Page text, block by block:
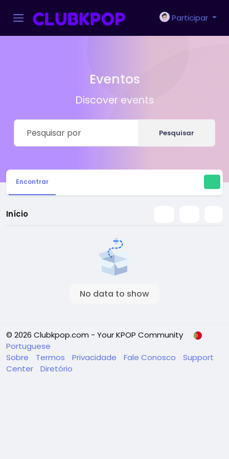
Participar
Eventos
Discover events
Pesquisar
Encontrar
Início
No data to show
© 2026 Clubkpop.com - Your KPOP Community
Portuguese
Sobre
Termos Privacidade Fale Conosco
Support
Center
Diretório